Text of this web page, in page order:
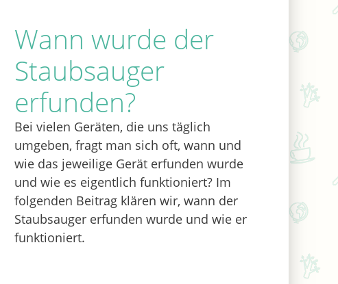
Wann wurde der
Staubsauger
erfunden?
Bei vielen Geräten, die uns täglich
umgeben, fragt man sich oft, wann und
wie das jeweilige Gerät erfunden wurde
und wie es eigentlich funktioniert? Im
folgenden Beitrag klären wir, wann der
Staubsauger erfunden wurde und wie er
funktioniert.